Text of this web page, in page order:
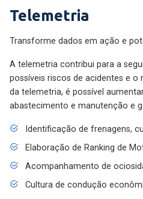
Telemetria
Transforme dados em ação e
A telemetria contribui para a
possíveis riscos de acidentes e
da telemetria, é possível
abastecimento e manutenção e
Identificação de frenagens,
Elaboração de Ranking de
Acompanhamento de
Cultura de condução